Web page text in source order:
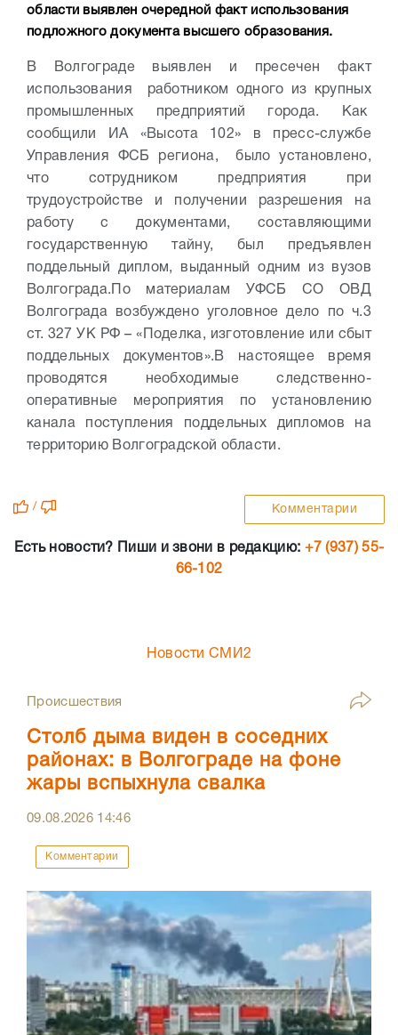
области выявлен очередной факт использования
подложного документа высшего образования.
В Волгограде выявлен и пресечен факт
использования работником одного из крупных
промышленных предприятий города. Как
сообщили ИА «Высота 102» в пресс-службе
Управления ФСБ региона, было установлено,
что сотрудником предприятия при
трудоустройстве и получении разрешения на
работу с документами, составляющими
государственную тайну, был предъявлен
поддельный диплом, выданный одним из вузов
Волгограда. По материалам УФСБ СО ОВД
Волгограда возбуждено уголовное дело по ч.3
ст. 327 УК РФ – «Поделка, изготовление или сбыт
поддельных документов». В настоящее время
проводятся необходимые следственно-
оперативные мероприятия по установлению
канала поступления поддельных дипломов на
территорию Волгоградской области.
/ Комментарии
Есть новости? Пиши и звони в редакцию: +7 (937) 55-
66-102
Новости СМИ2
Происшествия
Столб дыма виден в соседних
районах: в Волгограде на фоне
жары вспыхнула свалка
09.08.2026 14:46
Комментарии